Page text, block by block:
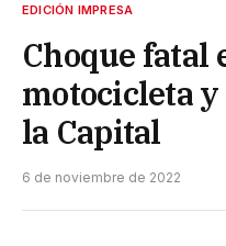
EDICIÓN IMPRESA
Choque fatal
motocicleta
la Capital
6 de noviembre de 2022